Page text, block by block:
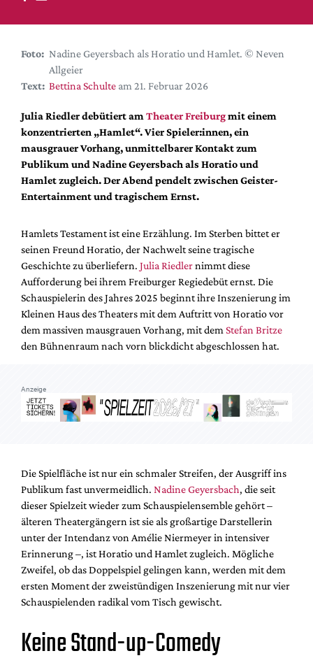
DdB-map
Premierensuche
Festival-Planer
Alle Hefte
Leseproben
Podcast
Service
Newsletter
Redaktion
Autor:innen
Partner
Mediadaten
Suche
Foto: Nadine Geyersbach als Horatio und Hamlet. © Neven
Allgeier
Text: Bettina Schulte am 21. Februar 2026
Julia Riedler debütiert am Theater Freiburgmit einem
konzentrierten „Hamlet“. Vier Spieler:innen, ein
mausgrauer Vorhang, unmittelbarer Kontakt zum
Publikum und Nadine Geyersbach als Horatio und
Hamlet zugleich. Der Abend pendelt zwischen Geister-
Entertainment und tragischem Ernst.
Hamlets Testament ist eine Erzählung. Im Sterben bittet er
seinen Freund Horatio, der Nachwelt seine tragische
Geschichte zu überliefern. Julia Riedlernimmt diese
Aufforderung bei ihrem Freiburger Regiedebüt ernst. Die
Schauspielerin des Jahres 2025 beginnt ihre Inszenierung im
Kleinen Haus des Theaters mit dem Auftritt von Horatio vor
dem massiven mausgrauen Vorhang, mit dem Stefan Britze
den Bühnenraum nach vorn blickdicht abgeschlossen hat.
Anzeige
Die Spielfläche ist nur ein schmaler Streifen, der Ausgriff ins
Publikum fast unvermeidlich. Nadine Geyersbach, die seit
dieser Spielzeit wieder zum Schauspielensemble gehört –
älteren Theatergängern ist sie als großartige Darstellerin
unter der Intendanz von Amélie Niermeyer in intensiver
Erinnerung –, ist Horatio und Hamlet zugleich. Mögliche
Zweifel, ob das Doppelspiel gelingen kann, werden mit dem
ersten Moment der zweistündigen Inszenierung mit nur vier
Schauspielenden radikal vom Tisch gewischt.
Keine Stand-up-Comedy